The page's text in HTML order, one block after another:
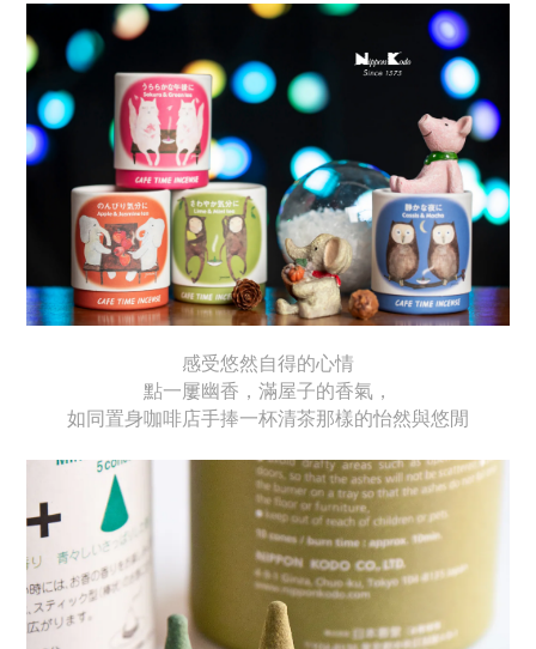
感受悠然自得的心情
點一屢幽香，滿屋子的香氣，
如同置身咖啡店手捧一杯清茶那樣的怡然與悠閒